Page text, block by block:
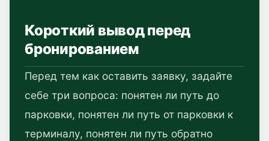
Короткий вывод перед
бронированием
Перед тем как оставить заявку, задайте
себе три вопроса: понятен ли путь до
парковки, понятен ли путь от парковки к
терминалу, понятен ли путь обратно